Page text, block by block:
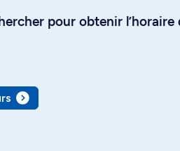
pour obtenir